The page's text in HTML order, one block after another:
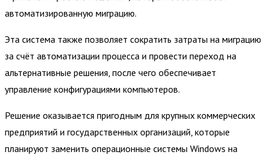
автоматизированную миграцию.
Эта система также позволяет сократить затраты на миграцию
за счёт автоматизации процесса и провести переход на
альтернативные решения, после чего обеспечивает
управление конфигурациями компьютеров.
Решение оказывается пригодным для крупных коммерческих
предприятий и государственных организаций, которые
планируют заменить операционные системы Windows на